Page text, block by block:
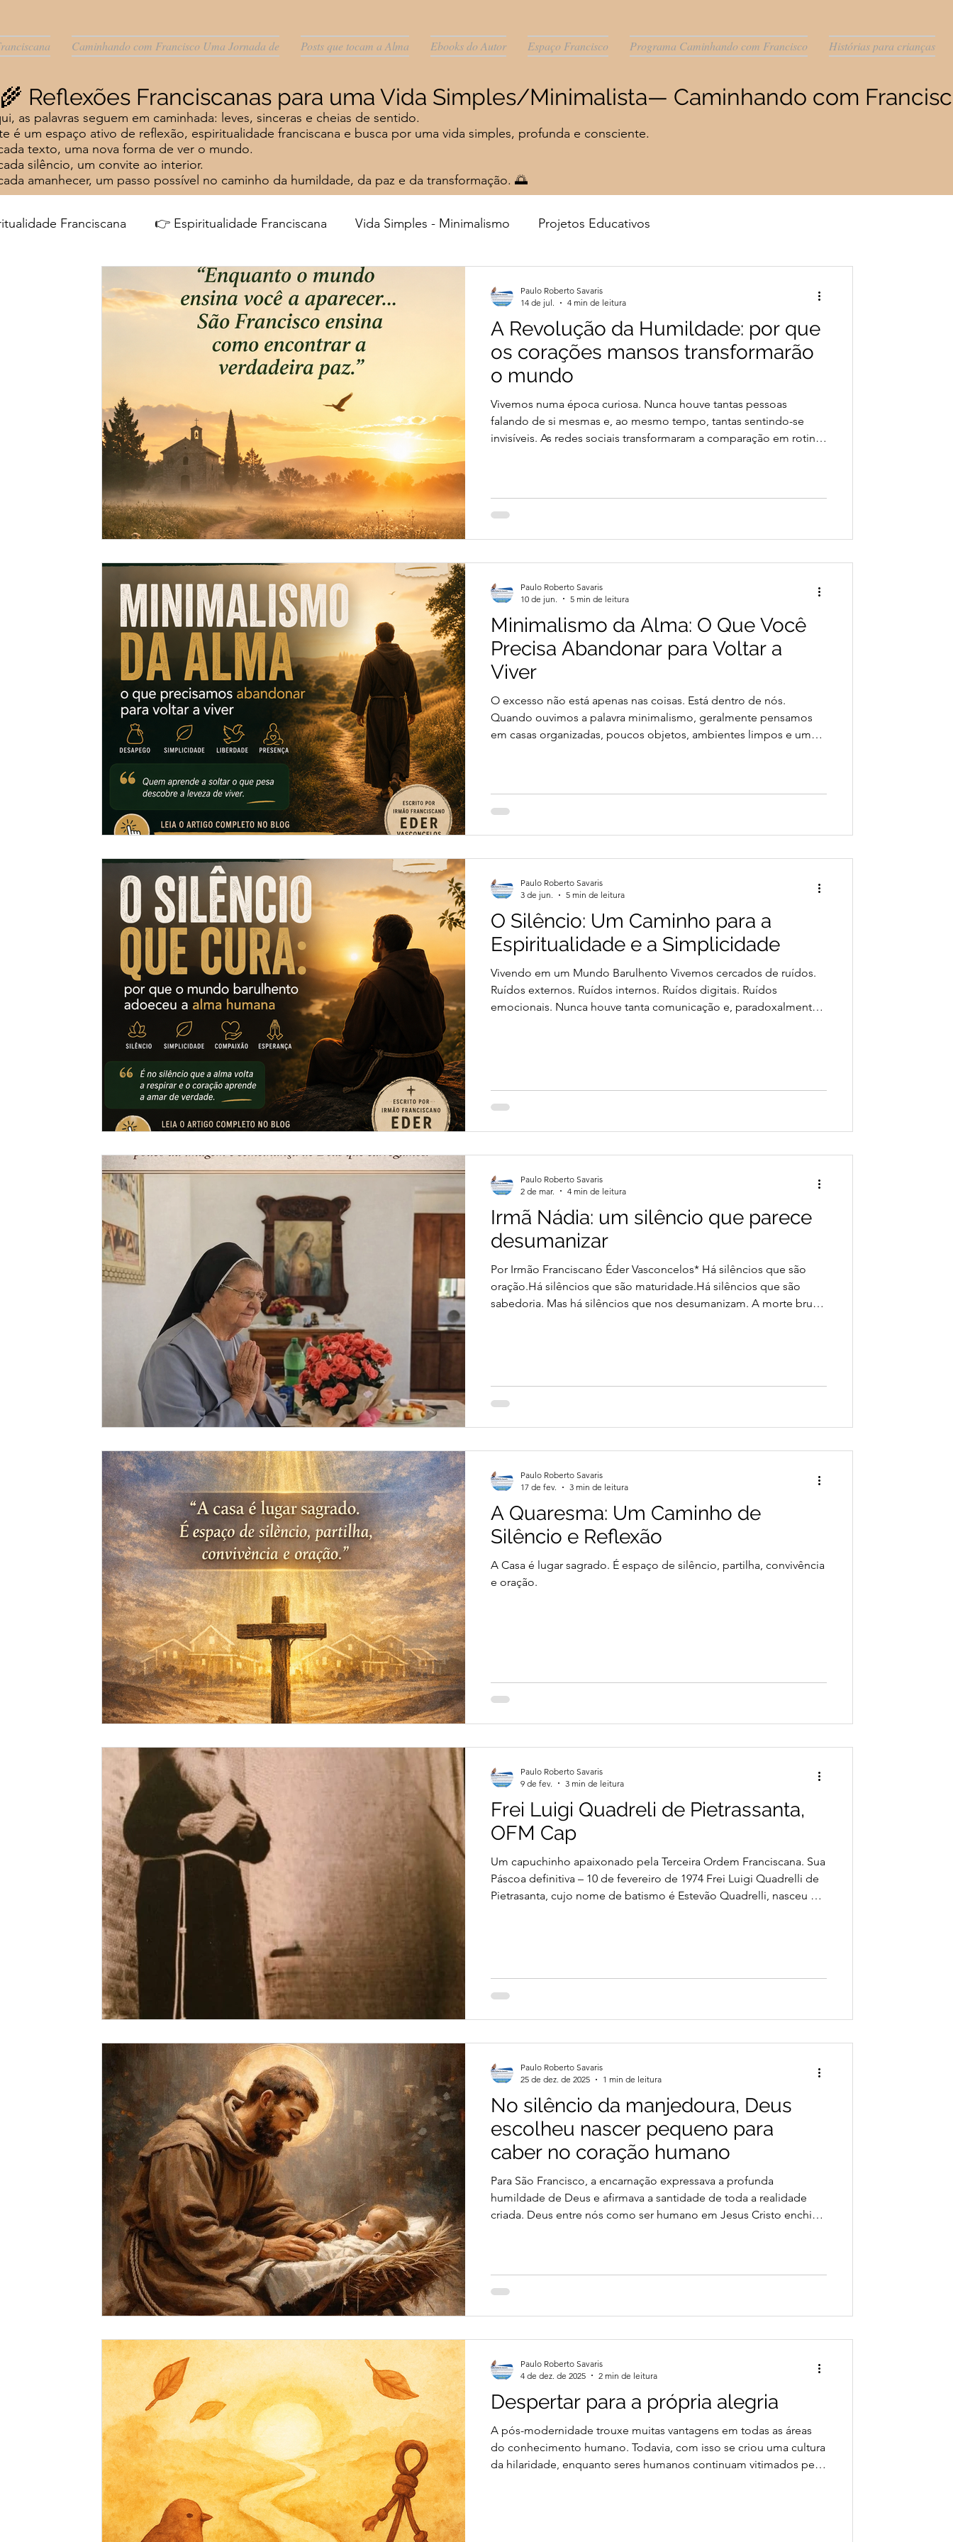
Caminhando com Francisco Uma Jornada de Posts que tocam a Alma Ebooks do Autor Espaço Francisco Programa Caminhando com Francisco Histórias para crianças
🌾 Reflexões Franciscanas para uma Vida Simples/Minimalista— Caminhando com
as palavras seguem em caminhada: leves, sinceras e cheias de sentido.
é um espaço ativo de reflexão, espiritualidade franciscana e busca por uma vida simples, profunda e consciente.
texto, uma nova forma de ver o mundo.
silêncio, um convite ao interior.
amanhecer, um passo possível no caminho da humildade, da paz e da transformação. 🌅
Franciscana 👉 Espiritualidade Franciscana Vida Simples - Minimalismo Projetos Educativos
Flor da Serra do Sul-Contos/Poesias
Minha história tem valor 🌿Franciscanismo com Irmão Éder
Espiritualidade Franciscana
A Revolução da Humildade: por que
os corações mansos transformarão
o mundo
Vivemos numa época curiosa. Nunca houve tantas pessoas
falando de si mesmas e, ao mesmo tempo, tantas sentindo-se
invisíveis. As redes sociais transformaram a comparação em rotina.
exatamente a revolução de que o mundo precisa. A espiritualid
Paulo Roberto Savaris
14 de jul.
4 min de leitura
Minimalismo da Alma: O Que Você
Precisa Abandonar para Voltar a
Viver
O excesso não está apenas nas coisas. Está dentro de nós.
Quando ouvimos a palavra minimalismo, geralmente pensamos
em casas organizadas, poucos objetos, ambientes limpos e uma
preocupações. Por comparações. Por expectativas. Por mágoas
antiga
Paulo Roberto Savaris
10 de jun.
5 min de leitura
O Silêncio: Um Caminho para a
Espiritualidade e a Simplicidade
Vivendo em um Mundo Barulhento Vivemos cercados de ruídos.
Ruídos externos. Ruídos internos. Ruídos digitais. Ruídos
emocionais. Nunca houve tanta comunicação e, paradoxalmente,
alguns minutos em silêncio sem sentir desconforto. Como se a
quie
Paulo Roberto Savaris
3 de jun.
5 min de leitura
Irmã Nádia: um silêncio que parece
desumanizar
Por Irmão Franciscano Éder Vasconcelos* Há silêncios que são
oração.Há silêncios que são maturidade.Há silêncios que são
sabedoria. Mas há silêncios que nos desumanizam. A morte brutal
como estatística. Não pode ser reduzida a rodapé
Paulo Roberto Savaris
2 de mar.
4 min de leitura
A Quaresma: Um Caminho de
Silêncio e Reflexão
A Casa é lugar sagrado. É espaço de silêncio, partilha, convivência
e oração.
Paulo Roberto Savaris
17 de fev.
3 min de leitura
Frei Luigi Quadreli de Pietrassanta,
OFM Cap
Um capuchinho apaixonado pela Terceira Ordem Franciscana. Sua
Páscoa definitiva – 10 de fevereiro de 1974 Frei Luigi Quadrelli de
Pietrasanta, cujo nome de batismo é Estevão Quadrelli, nasceu em
da pregação ao povo e o da ass
Paulo Roberto Savaris
9 de fev.
3 min de leitura
No silêncio da manjedoura, Deus
escolheu nascer pequeno para
caber no coração humano
Para São Francisco, a encarnação expressava a profunda
humildade de Deus e afirmava a santidade de toda a realidade
criada. Deus entre nós como ser humano em Jesus Cristo enchia
ajoelhado diante do presépio proclamando com entusiasmo e
doç
Paulo Roberto Savaris
25 de dez. de 2025
1 min de leitura
Despertar para a própria alegria
A pós-modernidade trouxe muitas vantagens em todas as áreas
do conhecimento humano. Todavia, com isso se criou uma cultura
da hilaridade, enquanto seres humanos continuam vitimados pela
Paulo Roberto Savaris
4 de dez. de 2025
2 min de leitura